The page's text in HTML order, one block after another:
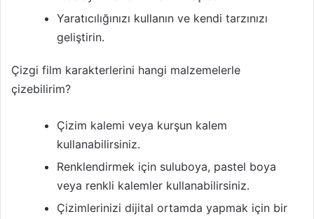
Yaratıcılığınızı kullanın ve kendi tarzınızı
geliştirin.
Çizgi film karakterlerini hangi malzemelerle
çizebilirim?
Çizim kalemi veya kurşun kalem
kullanabilirsiniz.
Renklendirmek için suluboya, pastel boya
veya renkli kalemler kullanabilirsiniz.
Çizimlerinizi dijital ortamda yapmak için bir